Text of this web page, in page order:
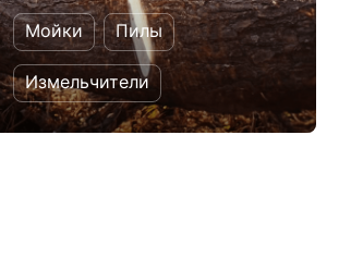
Мойки Пилы
Измельчители